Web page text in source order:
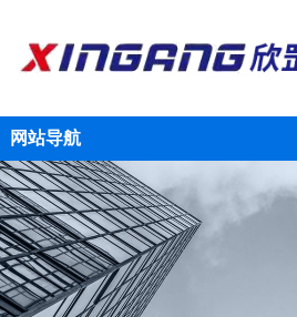
网站导航